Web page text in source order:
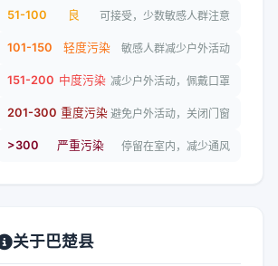
51-100 良 可接受，少数敏感人群注意
101-150 轻度污染 敏感人群减少户外活动
151-200 中度污染 减少户外活动，佩戴口罩
201-300 重度污染 避免户外活动，关闭门窗
>300 严重污染 停留在室内，减少通风
关于巴楚县